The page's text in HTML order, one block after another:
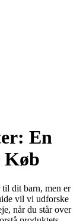
En
Køb
dit barn, men er
vil vi udforske
når du står over